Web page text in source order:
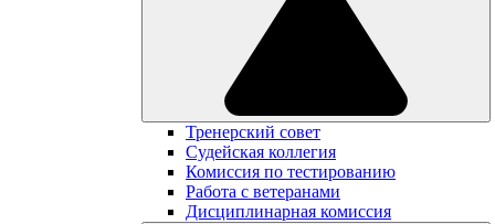
Тренерский совет
Судейская коллегия
Комиссия по тестированию
Работа с ветеранами
Дисциплинарная комиссия